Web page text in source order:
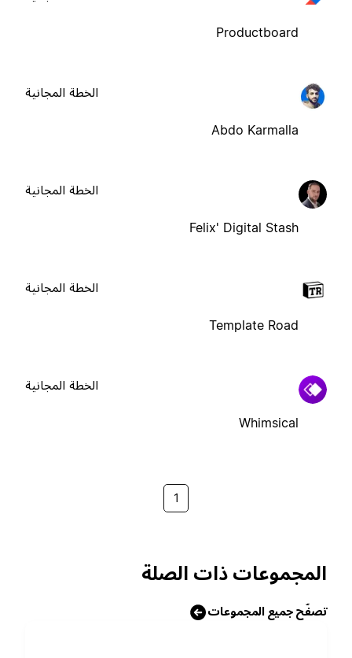
Productboard
Abdo Karmalla
الخطة المجانية
Felix' Digital Stash
الخطة المجانية
Template Road
الخطة المجانية
Whimsical
الخطة المجانية
1
المجموعات ذات الصلة
تصفّح جميع المجموعات